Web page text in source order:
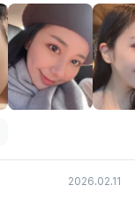
2026.02.11